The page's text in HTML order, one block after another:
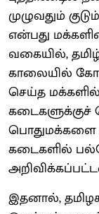
முழுவதும்
என்பது
வகையில்,
காலையில்
செய்த
கடைகளுக்குச்
கடைகளில்
இதனால்,